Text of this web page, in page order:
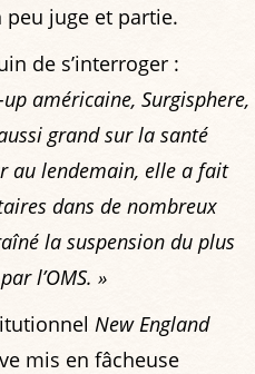
peu juge et partie.
de s’interroger :
américaine, Surgisphere,
grand sur la santé
au lendemain, elle a fait
dans de nombreux
la suspension du plus
l’OMS. »
New England
mis en fâcheuse